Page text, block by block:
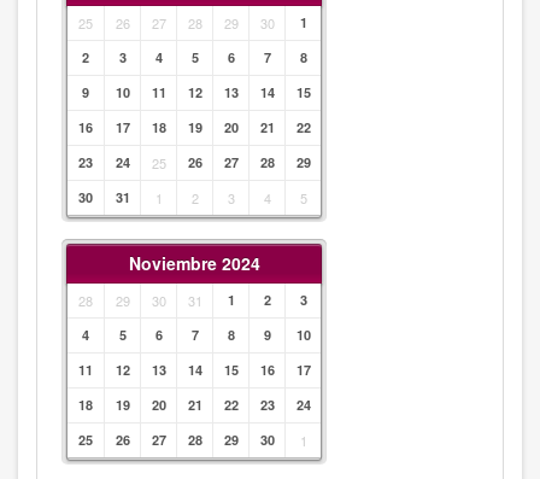
25 26 27 28 29 30
1
2
3 4 5 6 7
8
9
10 11 12 13 14
15
16
17 18 19 20 21
22
23
24 25 26 27 28
29
30
31 1 2 3 4 5
Noviembre 2024
28 29 30 31 1 2
3
4
5 6 7 8 9
10
11
12 13 14 15 16
17
18
19 20 21 22 23
24
25
26 27 28 29 30 1